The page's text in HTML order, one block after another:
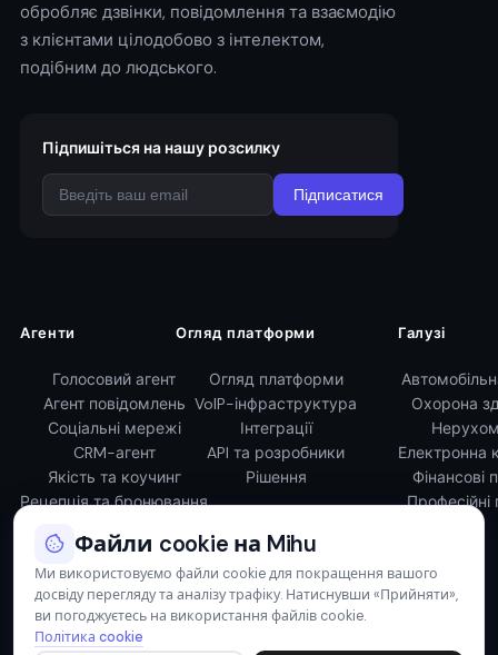
обробляє дзвінки, повідомлення та взаємодію
з клієнтами цілодобово з інтелектом,
подібним до людського.
Підпишіться на нашу розсилку
Підписатися
Агенти
Голосовий агент
Агент повідомлень
Соціальні мережі
CRM-агент
Якість та коучинг
Рецепція та бронювання
Огляд платформи
Огляд платформи
VoIP-інфраструктура
Інтеграції
API та розробники
Рішення
Галузі
Охорона
Електронна
Фінансові
Професійні
© 2026 Mihu AI. Усі права захищені.
Файли cookie на Mihu
Ми використовуємо файли cookie для покращення вашого
досвіду перегляду та аналізу трафіку. Натиснувши «Прийняти»,
ви погоджуєтесь на використання файлів cookie.
Політика cookie